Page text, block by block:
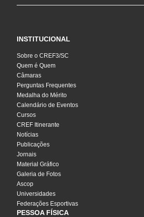
INSTITUCIONAL
Sobre o CREF3/SC
Quem é Quem
Câmaras
Perguntas Frequentes
Medalha do Mérito
Calendário de Eventos
Cursos
CREF Itinerante
Notícias
Publicações
Jornais
Material Gráfico
Galeria de Fotos
Ascop
Universidades
Federações Esportivas
PESSOA FÍSICA